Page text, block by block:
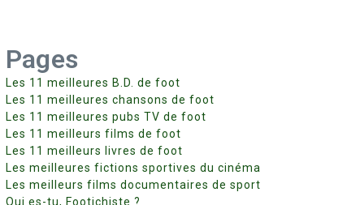
Pages
Les 11 meilleures B.D. de foot
Les 11 meilleures chansons de foot
Les 11 meilleures pubs TV de foot
Les 11 meilleurs films de foot
Les 11 meilleurs livres de foot
Les meilleures fictions sportives du cinéma
Les meilleurs films documentaires de sport
Qui es-tu, Footichiste ?